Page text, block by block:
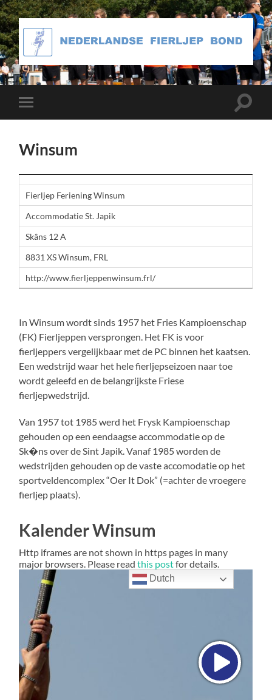
mobiel
Toggle
Winsum
Fierljep Feriening Winsum
Accommodatie St. Japik
Skâns 12 A
8831 XS Winsum, FRL
http://www.fierljeppenwinsum.frl/
In Winsum wordt sinds 1957 het Fries Kampioenschap
(FK) Fierljeppen versprongen. Het FK is voor
fierljeppers vergelijkbaar met de PC binnen het kaatsen.
Een wedstrijd waar het hele fierljepseizoen naar toe
wordt geleefd en de belangrijkste Friese
fierljepwedstrijd.
Van 1957 tot 1985 werd het Frysk Kampioenschap
gehouden op een eendaagse accommodatie op de
Sk�ns over de Sint Japik. Vanaf 1985 worden de
wedstrijden gehouden op de vaste accomodatie op het
sportveldencomplex “Oer It Dok” (=achter de vroegere
fierljep plaats).
Kalender Winsum
Http iframes are not shown in https pages in many
major browsers. Please readthis postfor details.